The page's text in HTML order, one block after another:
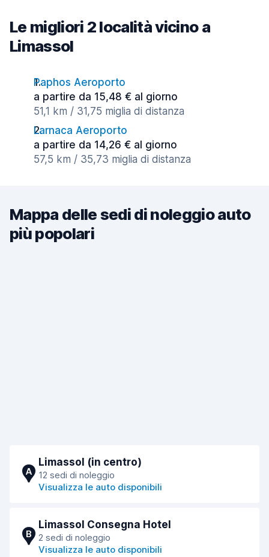
Le migliori 2 località vicino a
Limassol
Paphos Aeroporto
a partire da 15,48 € al giorno
51,1 km / 31,75 miglia di distanza
Larnaca Aeroporto
a partire da 14,26 € al giorno
57,5 km / 35,73 miglia di distanza
Mappa delle sedi di noleggio auto
più popolari
A
Limassol (in centro)
12 sedi di noleggio
Visualizza le auto disponibili
B
Limassol Consegna Hotel
2 sedi di noleggio
Visualizza le auto disponibili